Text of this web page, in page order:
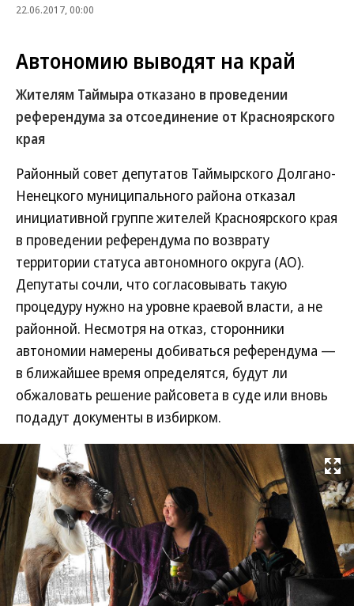
22.06.2017, 00:00
Автономию выводят на край
Жителям Таймыра отказано в проведении
референдума за отсоединение от Красноярского
края
Районный совет депутатов Таймырского Долгано-
Ненецкого муниципального района отказал
инициативной группе жителей Красноярского края
в проведении референдума по возврату
территории статуса автономного округа (АО).
Депутаты сочли, что согласовывать такую
процедуру нужно на уровне краевой власти, а не
районной. Несмотря на отказ, сторонники
автономии намерены добиваться референдума —
в ближайшее время определятся, будут ли
обжаловать решение райсовета в суде или вновь
подадут документы в избирком.
Развернуть